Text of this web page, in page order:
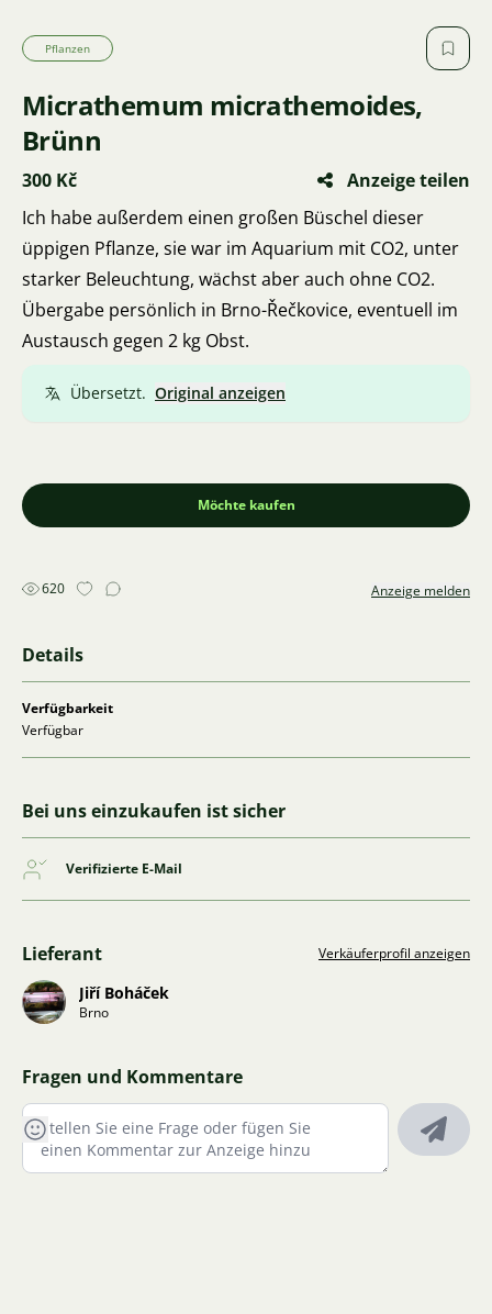
Pflanzen
Micrathemum micrathemoides,
Brünn
300 Kč
Anzeige teilen
Ich habe außerdem einen großen Büschel dieser
üppigen Pflanze, sie war im Aquarium mit CO2, unter
starker Beleuchtung, wächst aber auch ohne CO2.
Übergabe persönlich in Brno-Řečkovice, eventuell im
Austausch gegen 2 kg Obst.
Übersetzt. Original anzeigen
Möchte kaufen
620 Anzeige melden
Details
Verfügbarkeit
Verfügbar
Bei uns einzukaufen ist sicher
Verifizierte E-Mail
Lieferant Verkäuferprofil anzeigen
Jiří Boháček
Brno
Fragen und Kommentare